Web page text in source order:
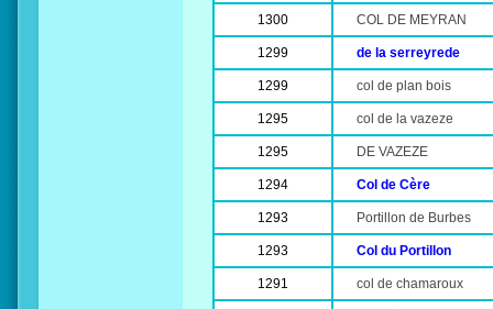
1300 COL DE MEYRAN
1299 de la serreyrede
1299 col de plan bois
1295 col de la vazeze
1295 DE VAZEZE
1294 Col de Cère
1293 Portillon de Burbes
1293 Col du Portillon
1291 col de chamaroux